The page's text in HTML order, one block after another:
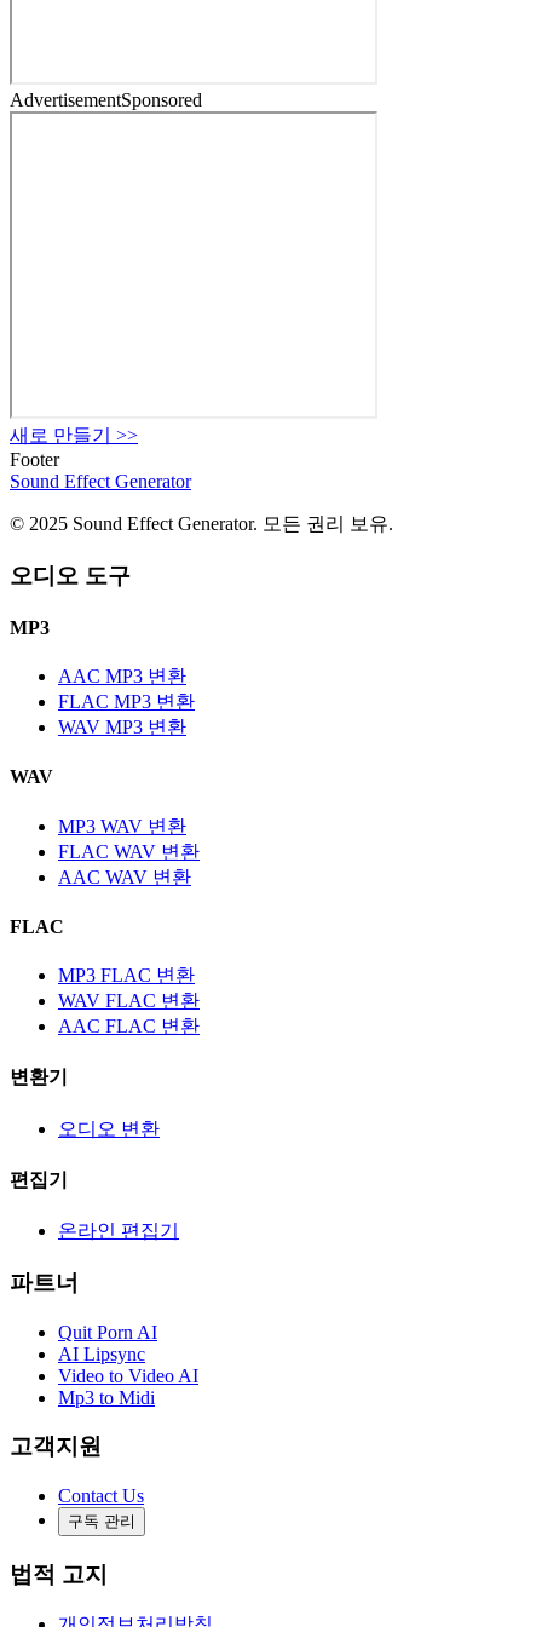
AdvertisementSponsored
새로 만들기
>>
Footer
Sound Effect Generator
© 2025 Sound Effect Generator. 모든 권리 보유.
오디오 도구
MP3
AAC MP3 변환
FLAC MP3 변환
WAV MP3 변환
WAV
MP3 WAV 변환
FLAC WAV 변환
AAC WAV 변환
FLAC
MP3 FLAC 변환
WAV FLAC 변환
AAC FLAC 변환
변환기
오디오 변환
편집기
온라인 편집기
파트너
Quit Porn AI
AI Lipsync
Video to Video AI
Mp3 to Midi
고객지원
Contact Us
구독 관리
법적 고지